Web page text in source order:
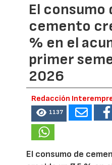
El consumo
cemento
% en el
primer
2026
Redacción
1137
El consumo de